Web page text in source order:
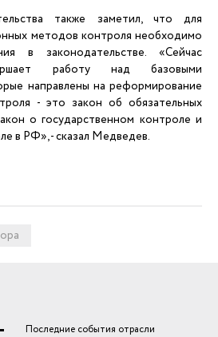
также заметил, что для
методов контроля необходимо
в законодательстве. «Сейчас
работу над базовыми
направлены на реформирование
- это закон об обязательных
о государственном контроле и
в РФ», - сказал Медведев.
Последние события отрасли